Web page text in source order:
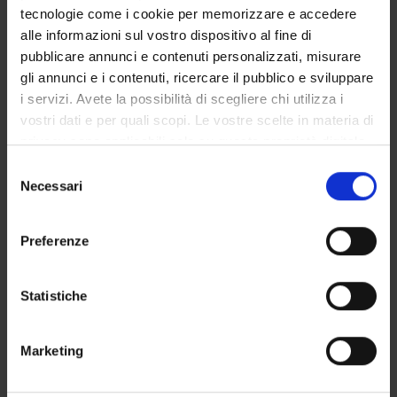
tecnologie come i cookie per memorizzare e accedere
alle informazioni sul vostro dispositivo al fine di
pubblicare annunci e contenuti personalizzati, misurare
gli annunci e i contenuti, ricercare il pubblico e sviluppare
i servizi. Avete la possibilità di scegliere chi utilizza i
vostri dati e per quali scopi. Le vostre scelte in materia di
privacy sono applicabili solo su questa proprietà digitale
modificare o revocare il proprio consenso in qualsiasi
momento dalla Dichiarazione sui cookie o facendo clic
raccogliere informazioni sulla tua posizione
geografica, con un'approssimazione di qualche
Identificare il tuo dispositivo, scansionandolo
delNecessari
Preferenze
Statistiche
Marketing
DIDATTICA 0
TERZA MISSIONE
RICERCA
PUBBLICAZIONI
GOVERNANCE
COMMISSIONI